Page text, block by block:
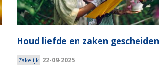
Houd liefde en zaken gescheiden
Zakelijk 22-09-2025